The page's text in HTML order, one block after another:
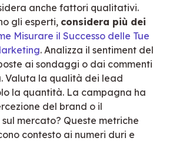
anche fattori qualitativi.
gli esperti, considera più dei
Misurare il Successo delle Tue
. Analizza il sentiment del
ai sondaggi o dai commenti
Valuta la qualità dei lead
la quantità. La campagna ha
del brand o il
mercato? Queste metriche
contesto ai numeri duri e